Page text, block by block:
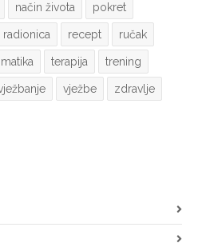
način života pokret
radionica recept ručak
terapija trening
vježbe zdravlje